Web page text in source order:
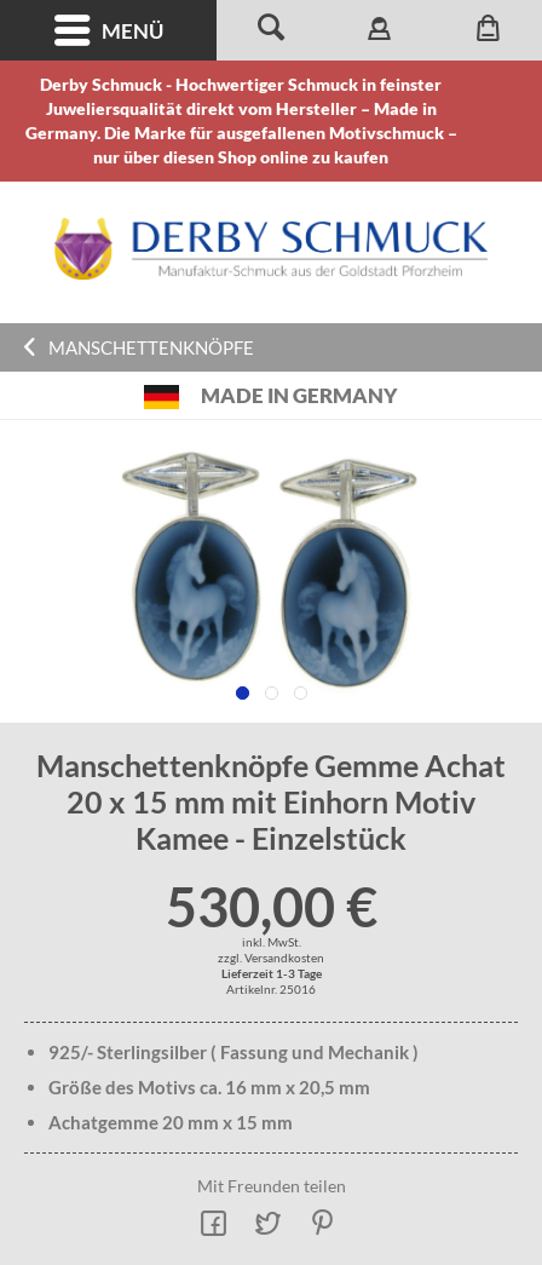
Derby Schmuck - Hochwertiger Schmuck in feinster
Juweliersqualität direkt vom Hersteller – Made in
Germany. Die Marke für ausgefallenen Motivschmuck –
nur über diesen Shop online zu kaufen
MENÜ
MANSCHETTENKNÖPFE
MADE IN GERMANY
Manschettenknöpfe Gemme Achat
20 x 15 mm mit Einhorn Motiv
Kamee - Einzelstück
530,00 €
inkl. MwSt.
zzgl. Versandkosten
Lieferzeit 1-3 Tage
Artikelnr. 25016
925/- Sterlingsilber ( Fassung und Mechanik )
Größe des Motivs ca. 16 mm x 20,5 mm
Achatgemme 20 mm x 15 mm
Mit Freunden teilen